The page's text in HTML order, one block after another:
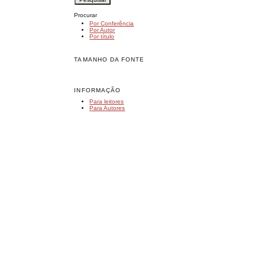
Procurar
Por Conferência
Por Autor
Por título
TAMANHO DA FONTE
INFORMAÇÃO
Para leitores
Para Autores